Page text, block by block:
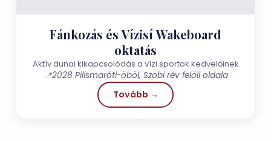
Fánkozás és Vízisí Wakeboard
oktatás
Aktív dunai kikapcsolódás a vízi sportok kedvelőinek
📍2028 Pilismaróti-öböl, Szobi rév felöli oldala
Tovább →